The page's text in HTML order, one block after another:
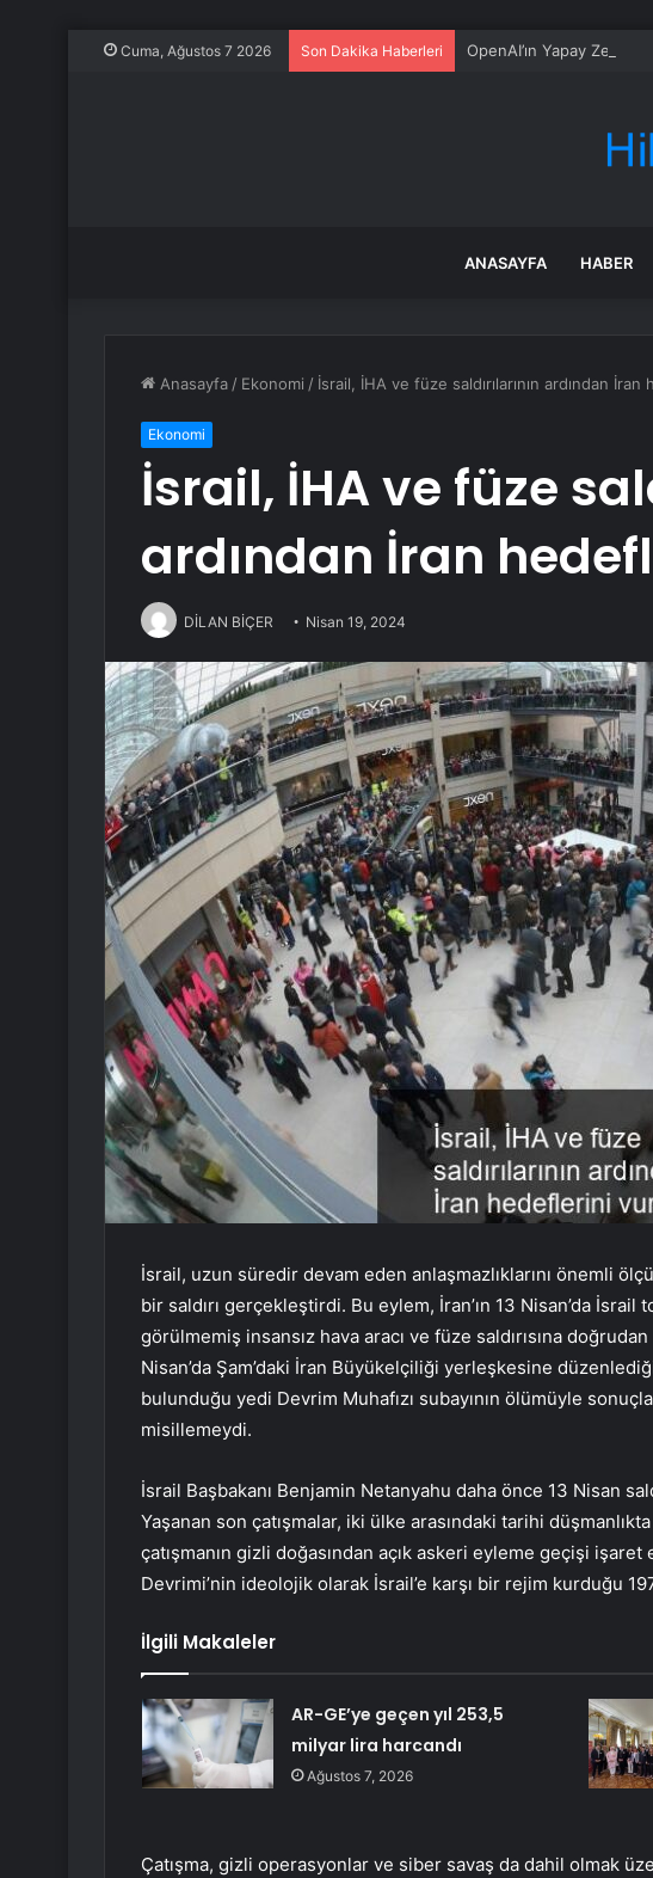
Cuma, Ağustos 7 2026 Son Dakika Haberleri OpenAI’ın Yapay Zeka
ANASAYFA HABER
Anasayfa / Ekonomi / İsrail, İHA ve füze saldırılarının ardından
Ekonomi
İsrail, İHA ve füze
ardından İran
DİLAN BİÇER Nisan 19, 2024
İsrail, uzun süredir devam eden anlaşmazlıklarını önemli
bir saldırı gerçekleştirdi. Bu eylem, İran’ın 13 Nisan’da
görülmemiş insansız hava aracı ve füze saldırısına doğrudan
Nisan’da Şam’daki İran Büyükelçiliği yerleşkesine
bulunduğu yedi Devrim Muhafızı subayının ölümüyle
misillemeydi.
İsrail Başbakanı Benjamin Netanyahu daha önce 13 Nisan
Yaşanan son çatışmalar, iki ülke arasındaki tarihi
çatışmanın gizli doğasından açık askeri eyleme geçişi işaret
Devrimi’nin ideolojik olarak İsrail’e karşı bir rejim kurduğu
İlgili Makaleler
AR-GE’ye geçen yıl 253,5
milyar lira harcandı
Ağustos 7, 2026
Çatışma, gizli operasyonlar ve siber savaş da dahil olmak